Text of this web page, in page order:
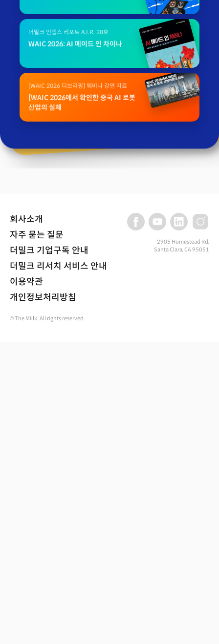
더밀크 인뎁스 리포트 A.I.R. 28호
WAIC 2026: AI 메이드 인 차이나
[WAIC 2026 디브리핑] 웨비나 강연 자료
[WAIC 2026에서 확인한 중국 AI 로봇
산업의 실체
회사소개
자주 묻는 질문
더밀크 기업구독 안내
더밀크 리서치 서비스 안내
이용약관
개인정보처리방침
2905 Homestead Rd,
Santa Clara, CA 95051
© The Miilk. All rights reserved.